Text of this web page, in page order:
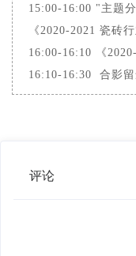
15:00-16:00 "主题分
《2020-2021 瓷砖
16:00-16:10 《
16:10-16:30 合影留
评论